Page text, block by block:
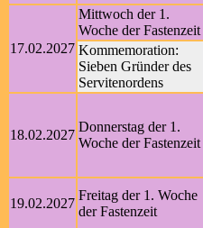
17.02.2027
Mittwoch der 1.
Woche der Fastenzeit
Kommemoration:
Sieben Gründer des
Servitenordens
18.02.2027
Donnerstag der 1.
Woche der Fastenzeit
19.02.2027
Freitag der 1. Woche
der Fastenzeit